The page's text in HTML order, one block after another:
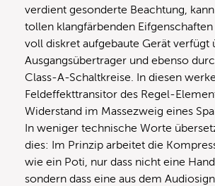
verdient gesonderte Beachtung,
tollen klangfärbenden Eifgenschaften
voll diskret aufgebaute Gerät verfügt
Ausgangsübertrager und ebenso
Class-A-Schaltkreise. In diesen
Feldeffekttransitor des Regel-
Widerstand im Massezweig eines
In weniger technische Worte
dies: Im Prinzip arbeitet die
wie ein Poti, nur dass nicht eine Hand
sondern dass eine aus dem